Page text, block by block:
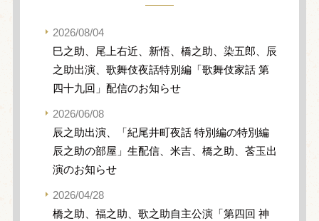
2026/08/04
巳之助、尾上右近、新悟、橋之助、染五郎、辰
之助出演、歌舞伎夜話特別編「歌舞伎家話 第
四十九回」配信のお知らせ
2026/06/08
辰之助出演、「紀尾井町夜話 特別編の特別編
辰之助の部屋」生配信、米吉、橋之助、莟玉出
演のお知らせ
2026/04/28
橋之助、福之助、歌之助自主公演「第四回 神